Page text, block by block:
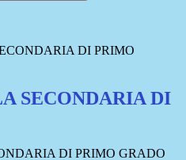
DI PRIMO
SECONDARIA DI